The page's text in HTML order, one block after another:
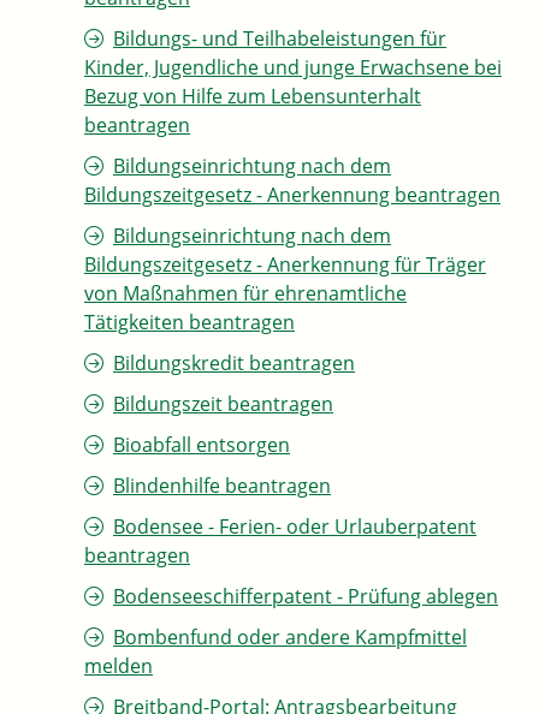
Bildungs- und Teilhabeleistungen für
Kinder, Jugendliche und junge Erwachsene bei
Bezug von Hilfe zum Lebensunterhalt
beantragen
Bildungseinrichtung nach dem
Bildungszeitgesetz - Anerkennung beantragen
Bildungseinrichtung nach dem
Bildungszeitgesetz - Anerkennung für Träger
von Maßnahmen für ehrenamtliche
Tätigkeiten beantragen
Bildungskredit beantragen
Bildungszeit beantragen
Bioabfall entsorgen
Blindenhilfe beantragen
Bodensee - Ferien- oder Urlauberpatent
beantragen
Bodenseeschifferpatent - Prüfung ablegen
Bombenfund oder andere Kampfmittel
melden
Breitband-Portal: Antragsbearbeitung